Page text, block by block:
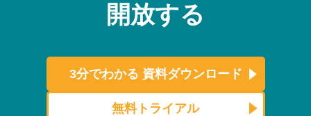
よくある質問
資料ダウンロード
開放する
3分でわかる 資料ダウンロード
無料トライアル